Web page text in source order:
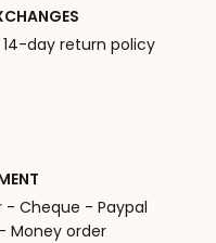
day return policy
Cheque - Paypal
Money order